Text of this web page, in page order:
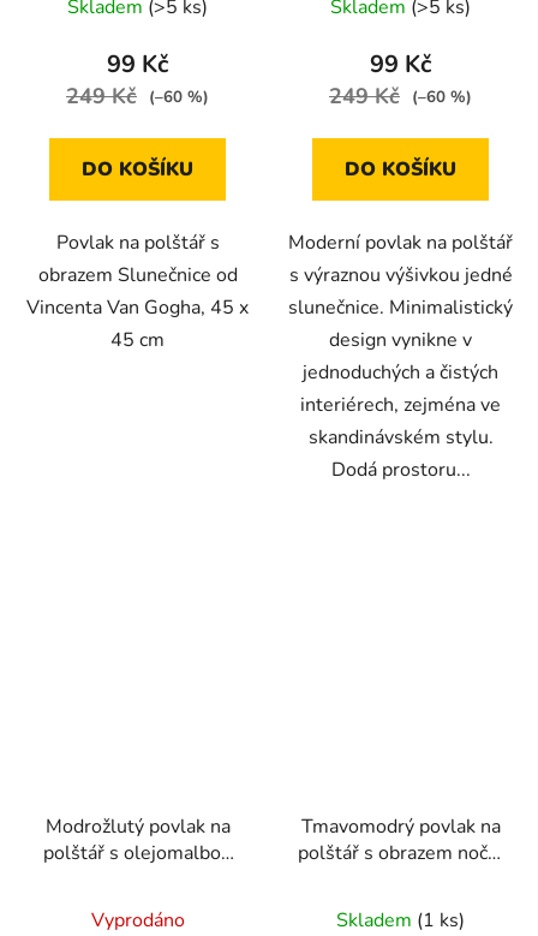
Skladem (>5 ks)
99 Kč
249 Kč (–60 %)
DO KOŠÍKU
Povlak na polštář s
obrazem Slunečnice od
Vincenta Van Gogha, 45 x
45 cm
× 45 cm
Skladem (>5 ks)
99 Kč
249 Kč (–60 %)
DO KOŠÍKU
Moderní povlak na polštář
s výraznou výšivkou jedné
slunečnice. Minimalistický
design vynikne v
jednoduchých a čistých
interiérech, zejména ve
skandinávském stylu.
Dodá prostoru...
Modrožlutý povlak na
polštář s olejomalbou
Vyprodáno
Tmavomodrý povlak na
polštář s obrazem noční
Skladem (1 ks)